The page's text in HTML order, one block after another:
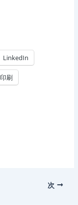
LinkedIn
印刷
次